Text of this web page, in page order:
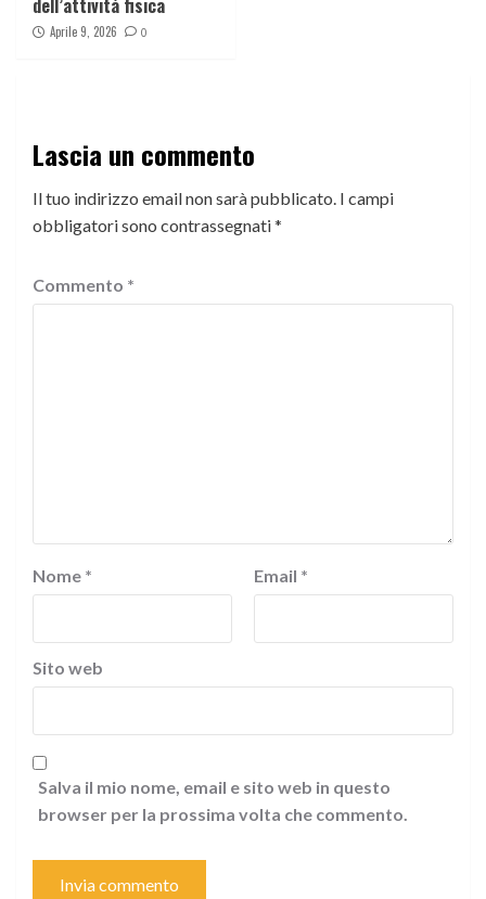
dell’attività fisica
Aprile 9, 2026 0
Lascia un commento
Il tuo indirizzo email non sarà pubblicato. I campi
obbligatori sono contrassegnati*
Commento *
Nome * Email *
Sito web
Salva il mio nome, email e sito web in questo
browser per la prossima volta che commento.